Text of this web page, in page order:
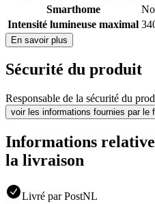
Smarthome
Intensité lumineuse maximal
En savoir plus
Sécurité du produit
Responsable de la sécurité du
voir les informations fournies par le
Informations
la livraison
Livré par PostNL